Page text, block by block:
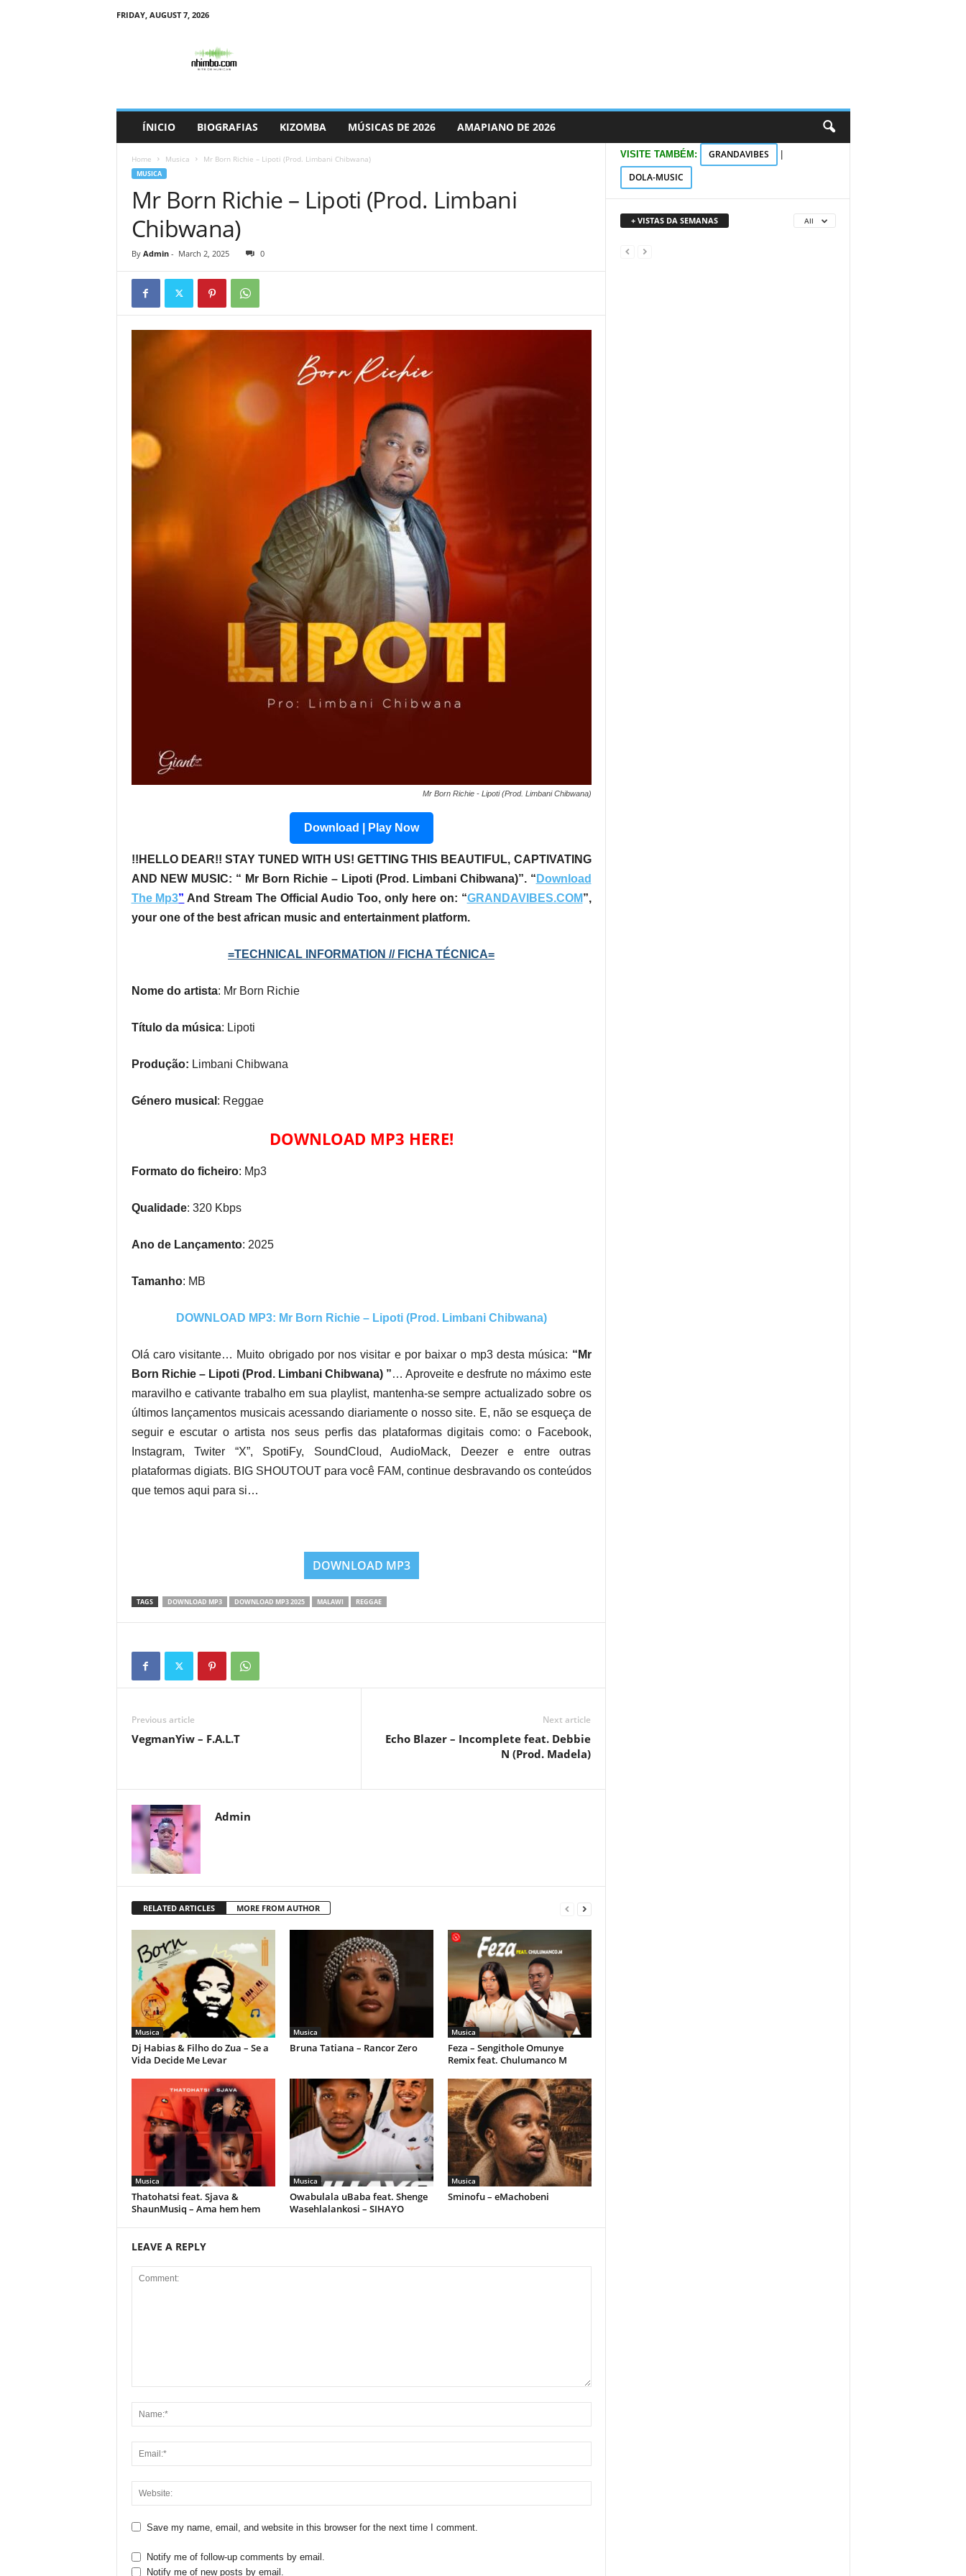
FRIDAY, AUGUST 7, 2026
ÍNICIO BIOGRAFIAS KIZOMBA MÚSICAS DE 2026 AMAPIANO DE 2026
Home Musica Mr Born Richie – Lipoti (Prod. Limbani Chibwana)
MUSICA
Mr Born Richie – Lipoti (Prod. Limbani
Chibwana)
By Admin- March 2, 2025 0
Mr Born Richie - Lipoti (Prod. Limbani Chibwana)
Download | Play Now
!!HELLO DEAR!! STAY TUNED WITH US! GETTING THIS BEAUTIFUL, CAPTIVATING
AND NEW MUSIC: “ Mr Born Richie – Lipoti (Prod. Limbani Chibwana)”. “ Download
The Mp3” And Stream The Official Audio Too, only here on: “GRANDAVIBES.COM”,
your one of the best african music and entertainment platform.
=TECHNICAL INFORMATION // FICHA TÉCNICA=
Nome do artista: Mr Born Richie
Título da música: Lipoti
Produção: Limbani Chibwana
Género musical : Reggae
DOWNLOAD MP3 HERE!
Formato do ficheiro: Mp3
Qualidade: 320 Kbps
Ano de Lançamento: 2025
Tamanho: MB
DOWNLOAD MP3: Mr Born Richie – Lipoti (Prod. Limbani Chibwana)
Olá caro visitante… Muito obrigado por nos visitar e por baixar o mp3 desta música: “Mr
Born Richie – Lipoti (Prod. Limbani Chibwana) ”… Aproveite e desfrute no máximo este
maravilho e cativante trabalho em sua playlist, mantenha-se sempre actualizado sobre os
últimos lançamentos musicais acessando diariamente o nosso site. E, não se esqueça de
seguir e escutar o artista nos seus perfis das plataformas digitais como: o Facebook,
Instagram, Twiter “X”, SpotiFy, SoundCloud, AudioMack, Deezer e entre outras
plataformas digiats. BIG SHOUTOUT para você FAM, continue desbravando os conteúdos
que temos aqui para si…
DOWNLOAD MP3
TAGS DOWNLOAD MP3 DOWNLOAD MP3 2025 MALAWI REGGAE
Previous article
VegmanYiw – F.A.L.T
Next article
Echo Blazer – Incomplete feat. Debbie
N (Prod. Madela)
Admin
RELATED ARTICLES MORE FROM AUTHOR
Musica
Dj Habias & Filho do Zua – Se a
Vida Decide Me Levar
Musica
Bruna Tatiana – Rancor Zero
Musica
Feza – Sengithole Omunye
Remix feat. Chulumanco M
Musica
Thatohatsi feat. Sjava &
ShaunMusiq – Ama hem hem
Musica
Owabulala uBaba feat. Shenge
Wasehlalankosi – SIHAYO
Musica
Sminofu – eMachobeni
LEAVE A REPLY
Save my name, email, and website in this browser for the next time I comment.
Notify me of follow-up comments by email.
Notify me of new posts by email.
VISITE TAMBÉM: GRANDAVIBES
DOLA-MUSIC
+ VISTAS DA SEMANAS All